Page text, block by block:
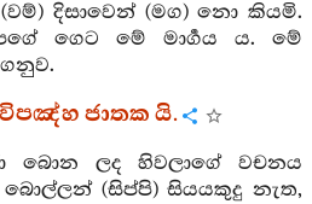
දිසාවෙන් (මග) නො කියමි.
ගෙට මේ මාර්‍ගය ය. මේ
ජාතක යි.
බොන ලද හිවලාගේ වචනය
බොල්ලන් (සිප්පි) සියයකුදු නැත,